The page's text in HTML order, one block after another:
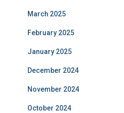
March 2025
February 2025
January 2025
December 2024
November 2024
October 2024